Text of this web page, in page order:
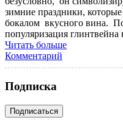
зимние праздники,
бокалом вкусного вина.
популяризация глинтвейна
Читать больше
Комментарий
Подписка